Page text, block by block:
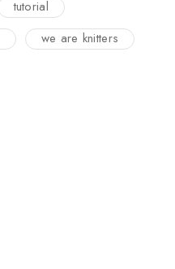
tutorial
we are knitters